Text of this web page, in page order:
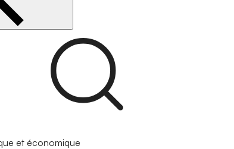
et économique